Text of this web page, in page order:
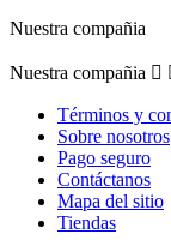
Nuestra compañia
Nuestra compañia 
Términos y
Sobre nosotros
Pago seguro
Contáctanos
Mapa del sitio
Tiendas